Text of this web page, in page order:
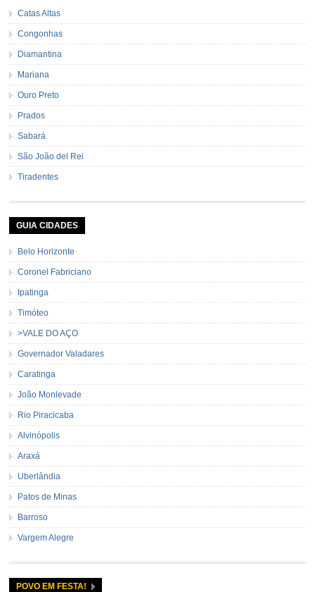
Catas Altas
Congonhas
Diamantina
Mariana
Ouro Preto
Prados
Sabará
São João del Rei
Tiradentes
GUIA CIDADES
Belo Horizonte
Coronel Fabriciano
Ipatinga
Timóteo
>VALE DO AÇO
Governador Valadares
Caratinga
João Monlevade
Rio Piracicaba
Alvinópolis
Araxá
Uberlândia
Patos de Minas
Barroso
Vargem Alegre
POVO EM FESTA!